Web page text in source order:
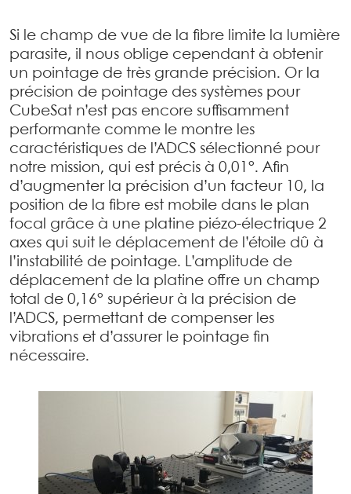
Si le champ de vue de la fibre limite la lumière
parasite, il nous oblige cependant à obtenir
un pointage de très grande précision. Or la
précision de pointage des systèmes pour
CubeSat n’est pas encore suffisamment
performante comme le montre les
caractéristiques de l’ADCS sélectionné pour
notre mission, qui est précis à 0,01°. Afin
d’augmenter la précision d’un facteur 10, la
position de la fibre est mobile dans le plan
focal grâce à une platine piézo-électrique 2
axes qui suit le déplacement de l’étoile dû à
l’instabilité de pointage. L’amplitude de
déplacement de la platine offre un champ
total de 0,16° supérieur à la précision de
l’ADCS, permettant de compenser les
vibrations et d’assurer le pointage fin
nécessaire.